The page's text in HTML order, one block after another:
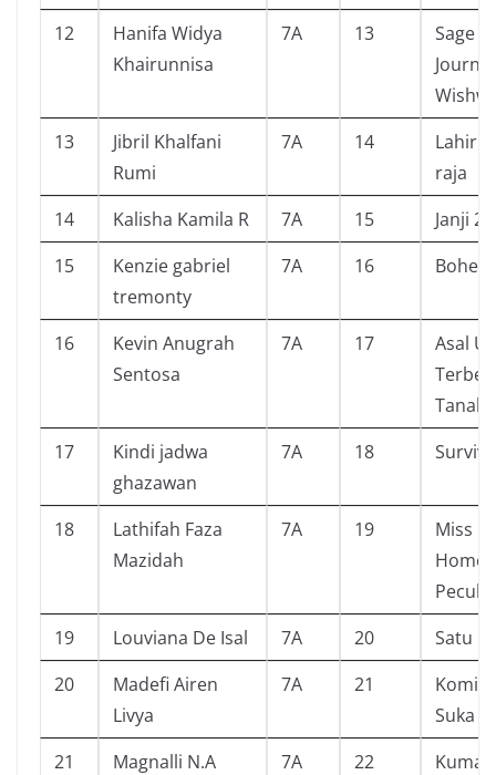
12
Hanifa Widya
Khairunnisa
7A 13
Sage
13
Jibril Khalfani
Rumi
7A 14
Lahir
raja
14
Kalisha Kamila R 7A 15
Janji 2
15
Kenzie gabriel
tremonty
7A 16
16
Kevin Anugrah
Sentosa
7A 17
Asal
Tanah
17
Kindi jadwa
ghazawan
7A 18
18
Lathifah Faza
Mazidah
7A 19
Miss
Home
19
Louviana De Isal 7A 20
Satu
20
Madefi Airen
Livya
7A 21
Komik
Suka
21
Magnalli N.A 7A 22
Kuma